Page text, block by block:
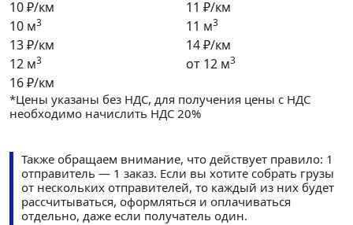
10 ₽/км
11 ₽/км
10 м3
13 ₽/км
11 м3
14 ₽/км
12 м3
16 ₽/км
от 12 м3
*Цены указаны без НДС, для получения цены с НДС
необходимо начислить НДС 20%
Также обращаем внимание, что действует правило: 1
отправитель — 1 заказ. Если вы хотите собрать грузы
от нескольких отправителей, то каждый из них будет
рассчитываться, оформляться и оплачиваться
отдельно, даже если получатель один.